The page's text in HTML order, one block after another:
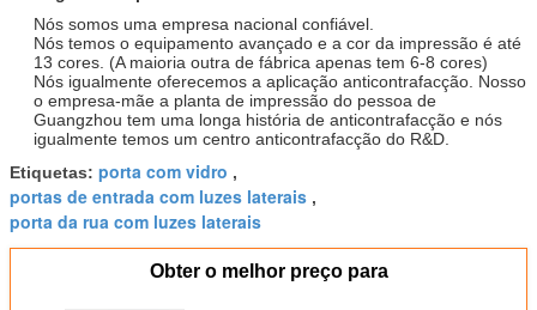
Nós somos uma empresa nacional confiável.
Nós temos o equipamento avançado e a cor da impressão é até
13 cores. (A maioria outra de fábrica apenas tem 6-8 cores)
Nós igualmente oferecemos a aplicação anticontrafacção. Nosso
o empresa-mãe a planta de impressão do pessoa de
Guangzhou tem uma longa história de anticontrafacção e nós
igualmente temos um centro anticontrafacção do R&D.
Etiquetas: porta com vidro ,
portas de entrada com luzes laterais ,
porta da rua com luzes laterais
Obter o melhor preço para